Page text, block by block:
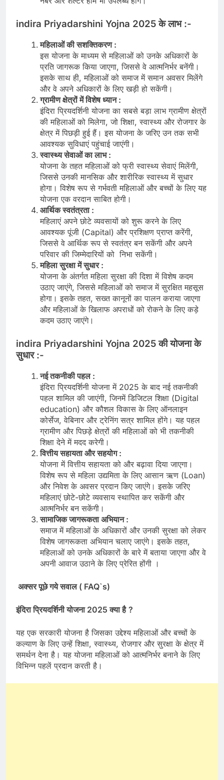
indira Priyadarshini Yojna 2025के लाभ :-
महिलाओं की सशक्तिकरण :
इस योजना के माध्यम से महिलाओं को उनके अधिकारों के
प्रति जागरूक किया जाएगा, जिससे वे आत्मनिर्भर बनेंगी।
इसके साथ ही, महिलाओं को समाज में समान अवसर मिलेंगे
और वे अपने अधिकारों के लिए खड़ी हो सकेंगी।
ग्रामीण क्षेत्रों में विशेष ध्यान :
इंदिरा प्रियदर्शिनी योजना का सबसे बड़ा लाभ ग्रामीण क्षेत्रों
की महिलाओं को मिलेगा, जो शिक्षा, स्वास्थ्य और रोजगार के
क्षेत्र में पिछड़ी हुई हैं। इस योजना के जरिए उन तक सभी
आवश्यक सुविधाएं पहुंचाई जाएंगी।
स्वास्थ्य सेवाओं का लाभ :
योजना के तहत महिलाओं को फ्री स्वास्थ्य सेवाएं मिलेंगी,
जिससे उनकी मानसिक और शारीरिक स्वास्थ्य में सुधार
होगा। विशेष रूप से गर्भवती महिलाओं और बच्चों के लिए यह
योजना एक वरदान साबित होगी।
आर्थिक स्वतंत्रता :
महिलाएं अपने छोटे व्यवसायों को शुरू करने के लिए
आवश्यक पूंजी (Capital) और प्रशिक्षण प्राप्त करेंगी,
जिससे वे आर्थिक रूप से स्वतंत्र बन सकेंगी और अपने
परिवार की जिम्मेदारियों को निभा सकेंगी।
महिला सुरक्षा में सुधार :
योजना के अंतर्गत महिला सुरक्षा की दिशा में विशेष कदम
उठाए जाएंगे, जिससे महिलाओं को समाज में सुरक्षित महसूस
होगा। इसके तहत, सख्त कानूनों का पालन कराया जाएगा
और महिलाओं के खिलाफ अपराधों को रोकने के लिए कड़े
कदम उठाए जाएंगे।
indira Priyadarshini Yojna 2025की योजना के
सुधार :-
नई तकनीकी पहल :
इंदिरा प्रियदर्शिनी योजना में 2025 के बाद नई तकनीकी
पहल शामिल की जाएंगी, जिनमें डिजिटल शिक्षा (Digital
education) और कौशल विकास के लिए ऑनलाइन
कोर्सेज, वेबिनार और ट्रेनिंग सत्र शामिल होंगे। यह पहल
ग्रामीण और पिछड़े क्षेत्रों की महिलाओं को भी तकनीकी
शिक्षा देने में मदद करेगी।
वित्तीय सहायता और सहयोग :
योजना में वित्तीय सहायता को और बढ़ावा दिया जाएगा।
विशेष रूप से महिला उद्यमिता के लिए आसान ऋण (Loan)
और निवेश के अवसर प्रदान किए जाएंगे। इसके जरिए
महिलाएं छोटे-छोटे व्यवसाय स्थापित कर सकेंगी और
आत्मनिर्भर बन सकेंगी।
सामाजिक जागरूकता अभियान :
समाज में महिलाओं के अधिकारों और उनकी सुरक्षा को लेकर
विशेष जागरूकता अभियान चलाए जाएंगे। इसके तहत,
महिलाओं को उनके अधिकारों के बारे में बताया जाएगा और वे
अपनी आवाज उठाने के लिए प्रेरित होंगी ।
अक्सर पूछे गये सवाल ( FAQ`s)
इंदिरा प्रियदर्शिनी योजना 2025क्या है ?
यह एक सरकारी योजना है जिसका उद्देश्य महिलाओं और बच्चों के
कल्याण के लिए उन्हें शिक्षा, स्वास्थ्य, रोजगार और सुरक्षा के क्षेत्र में
समर्थन देना है। यह योजना महिलाओं को आत्मनिर्भर बनाने के लिए
विभिन्न पहलें प्रदान करती है।